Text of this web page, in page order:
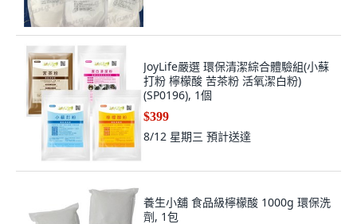
JoyLife嚴選 環保清潔綜合體驗組(小蘇
打粉 檸檬酸 苦茶粉 活氧潔白粉)
(SP0196), 1個
$399
8/12 星期三 預計送達
養生小舖 食品級檸檬酸 1000g 環保洗
劑, 1包